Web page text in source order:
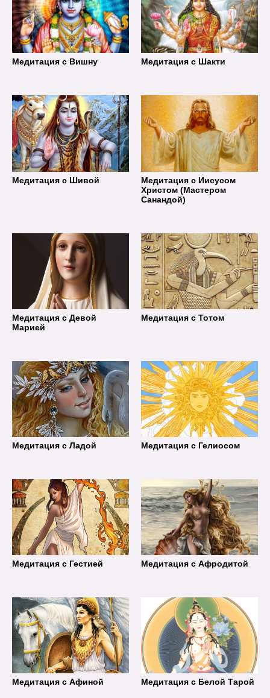
Медитация с Вишну Медитация с Шакти
Медитация с Шивой
Медитация с Иисусом
Христом (Мастером
Санандой)
Медитация с Девой
Марией
Медитация с Тотом
Медитация с Ладой Медитация с Гелиосом
Медитация с Гестией Медитация с Афродитой
Медитация с Афиной Медитация с Белой Тарой